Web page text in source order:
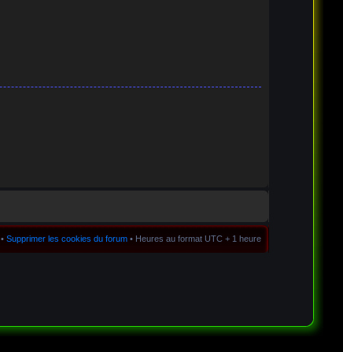
•Supprimer les cookies du forum • Heures au format UTC + 1 heure